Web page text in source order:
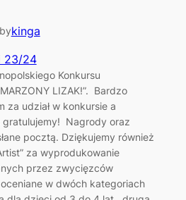
kinga
23/24
Konkursu
LIZAK!”. Bardzo
za udział w konkursie a
gratulujemy! Nagrody oraz
pocztą. Dziękujemy również
za wyprodukowanie
przez zwycięzców
w dwóch kategoriach